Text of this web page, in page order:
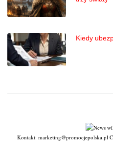
Kiedy
Kontakt: marketing@promocjepolska.pl